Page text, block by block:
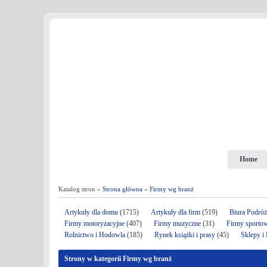
Home
Katalog stron » Strona główna » Firmy wg branż
Artykuły dla domu (1715) Artykuły dla firm (519)
Biura
Firmy motoryzacyjne (407) Firmy muzyczne (31)
Firmy
Rolnictwo i Hodowla (185) Rynek książki i prasy (45) Sklepy i
Strony w kategorii Firmy wg branż